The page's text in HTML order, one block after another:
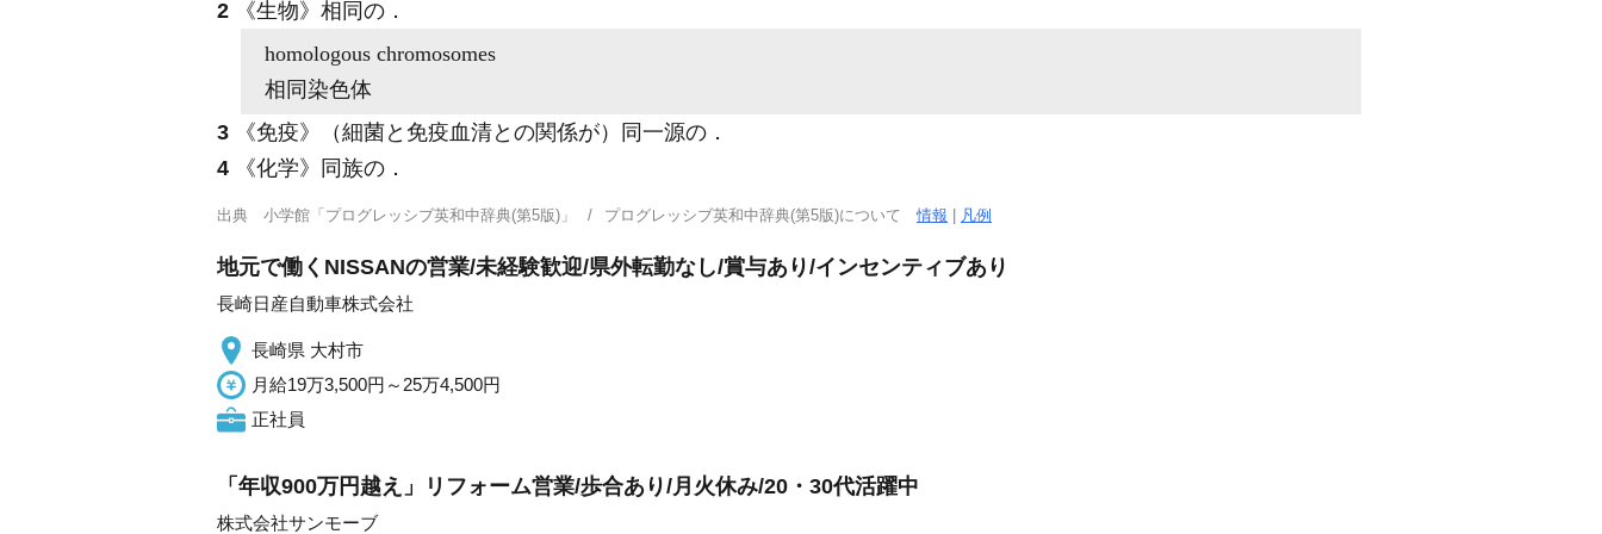
2 《生物》 相同の ．
homologous chromosomes
相同染色体
3
《免疫》 （細菌と免疫血清との関係が）同一源の ．
4
《化学》 同族の ．
出典 小学館「プログレッシブ英和中辞典(第5版)」 プログレッシブ英和中辞典(第5版)について情報 凡例
地元で働くNISSANの営業/未経験歓迎/県外転勤なし/賞与あり/インセンティブあり
長崎日産自動車株式会社
長崎県 大村市
月給19万3,500円～25万4,500円
正社員
「年収900万円越え」リフォーム営業/歩合あり/月火休み/20・30代活躍中
株式会社サンモーブ